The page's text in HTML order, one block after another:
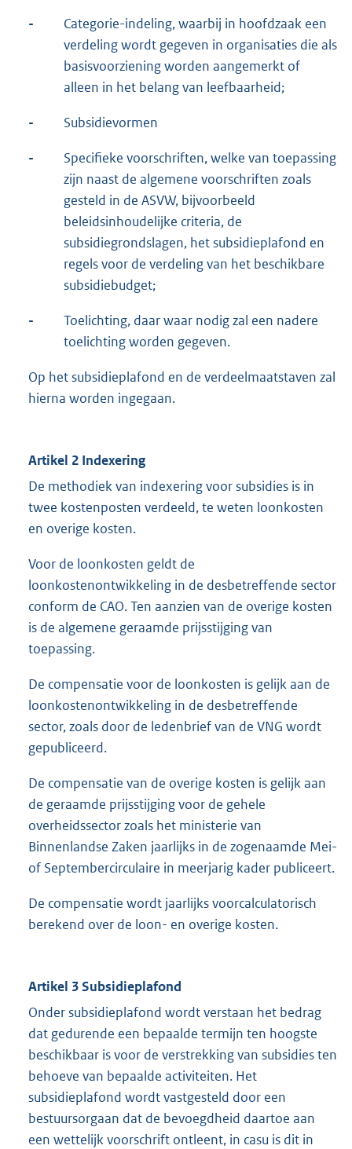
-
Categorie-indeling, waarbij in hoofdzaak een
verdeling wordt gegeven in organisaties die als
basisvoorziening worden aangemerkt of
alleen in het belang van leefbaarheid;
- Subsidievormen
-
Specifieke voorschriften, welke van toepassing
zijn naast de algemene voorschriften zoals
gesteld in de ASVW, bijvoorbeeld
beleidsinhoudelijke criteria, de
subsidiegrondslagen, het subsidieplafond en
regels voor de verdeling van het beschikbare
subsidiebudget;
-
Toelichting, daar waar nodig zal een nadere
toelichting worden gegeven.
Op het subsidieplafond en de verdeelmaatstaven zal
hierna worden ingegaan.
Artikel 2 Indexering
De methodiek van indexering voor subsidies is in
twee kostenposten verdeeld, te weten loonkosten
en overige kosten.
Voor de loonkosten geldt de
loonkostenontwikkeling in de desbetreffende sector
conform de CAO. Ten aanzien van de overige kosten
is de algemene geraamde prijsstijging van
toepassing.
De compensatie voor de loonkosten is gelijk aan de
loonkostenontwikkeling in de desbetreffende
sector, zoals door de ledenbrief van de VNG wordt
gepubliceerd.
De compensatie van de overige kosten is gelijk aan
de geraamde prijsstijging voor de gehele
overheidssector zoals het ministerie van
Binnenlandse Zaken jaarlijks in de zogenaamde Mei-
of Septembercirculaire in meerjarig kader publiceert.
De compensatie wordt jaarlijks voorcalculatorisch
berekend over de loon- en overige kosten.
Artikel 3 Subsidieplafond
Onder subsidieplafond wordt verstaan het bedrag
dat gedurende een bepaalde termijn ten hoogste
beschikbaar is voor de verstrekking van subsidies ten
behoeve van bepaalde activiteiten. Het
subsidieplafond wordt vastgesteld door een
bestuursorgaan dat de bevoegdheid daartoe aan
een wettelijk voorschrift ontleent, in casu is dit in